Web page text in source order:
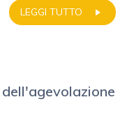
LEGGI TUTTO
dell'agevolazione